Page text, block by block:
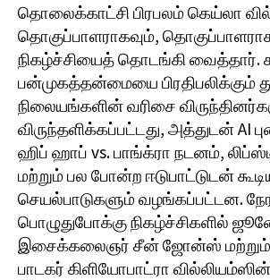
தொலைக்காட்சி பிரபலம் கெய்லா
தொகுப்பாளராகவும்,
நிகழ்ச்சியைத் தொடங்கி வைத்தார்.
பன்முகத்தன்மையை பிரதிபலிக்கும்
நிலையங்களின் வரிசை
விருந்தளிக்கப்பட்டது, அத்துடன் AI
ஹிப் ஹாப் vs. பாங்க்ரா நடனம்,
மற்றும் பல போன்ற ஈடுபாட்டுடன்
செயல்பாடுகளும் வழங்கப்பட்டன.
பொழுதுபோக்கு நிகழ்ச்சிகளில்
இசைக்கலைஞர் சீன் ஜோன்ஸ் மற்றும்
பாடகர் கிளியோபாட்ரா